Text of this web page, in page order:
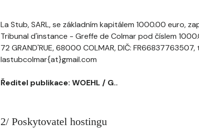
La Stub, SARL, se základním kapitálem 1000.00 euro,
Tribunal d'instance - Greffe de Colmar pod číslem
72 GRAND'RUE, 68000 COLMAR, DIČ: FR66837763507,
lastubcolmar{at}gmail.com
Ředitel publikace: WOEHL / G..
2/ Poskytovatel hostingu